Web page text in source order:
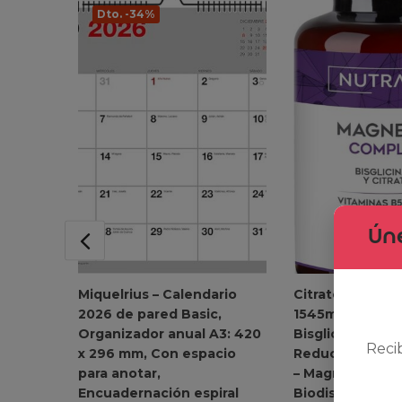
Dto. -34%
Miquelrius – Calendario
2026 de pared Basic,
Organizador anual A3: 420
x 296 mm, Con espacio
para anotar,
Encuadernación espiral
Citrato de
1545mg +
Bisglicinato
Reduce
– Magnesium